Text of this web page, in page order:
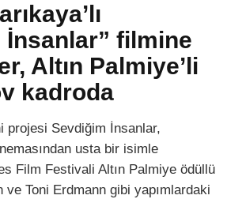
İnsanlar” filmine
Altın Palmiye’li
kadroda
projesi Sevdiğim İnsanlar,
usta bir isimle
Film Festivali Altın Palmiye ödüllü
ve Toni Erdmann gibi yapımlardaki